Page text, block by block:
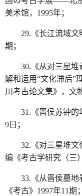
美术馆，1995年；
29.《长江流域
期；
30.《从对三星
解和运用“文化滞后”
川考古论文集》，文
31.《晋侯苏钟的
9日；
32.《对三星堆
编《考古学研究（三
33.《从晋侯墓地
《考古》1997年11期；